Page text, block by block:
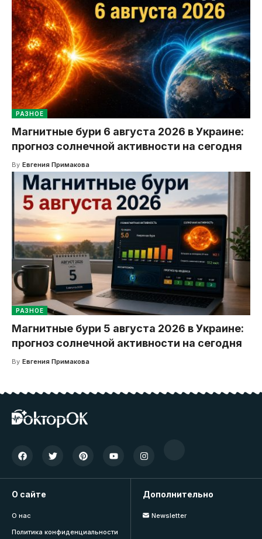
РАЗНОЕ
Магнитные бури 6 августа 2026 в Украине:
прогноз солнечной активности на сегодня
By Евгения Примакова
РАЗНОЕ
Магнитные бури 5 августа 2026 в Украине:
прогноз солнечной активности на сегодня
By Евгения Примакова
О сайте
О нас
Политика конфиденциальности
Дополнительно
Newsletter